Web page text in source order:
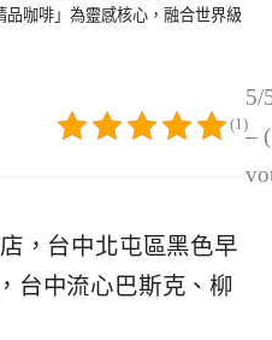
咖啡」為靈感核心，融合世界級
5/
–
(1)
，台中北屯區黑色早
台中流心巴斯克、柳